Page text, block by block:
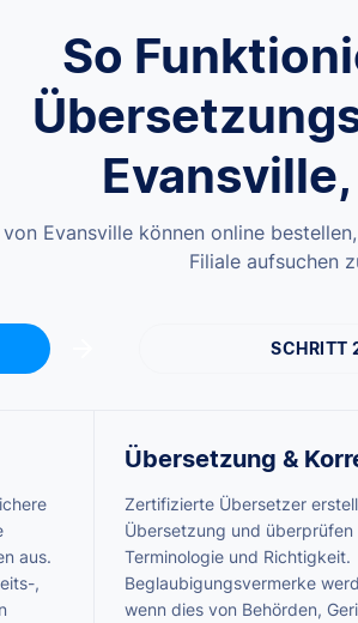
So
Evansville können online
Filiale aufsuchen
SCHRITT
aus.
,
Übersetzung &
Zertifizierte Übersetzer
Übersetzung und überprüfen
Terminologie und Richtigkeit.
Beglaubigungsvermerke
wenn dies von Behörden,